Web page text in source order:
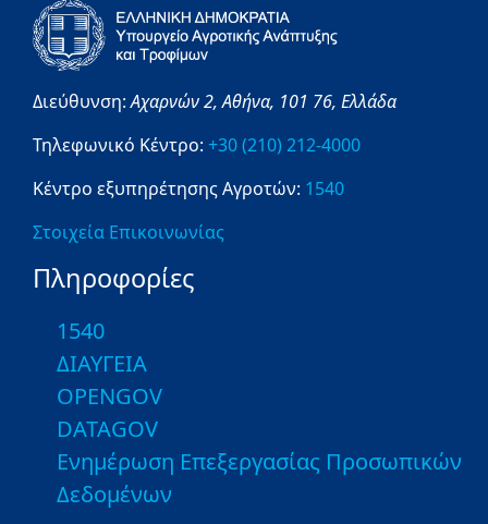
Διεύθυνση:Αχαρνών 2,Αθήνα, 101 76, Ελλάδα
Τηλεφωνικό Κέντρο: +30 (210) 212-4000
Κέντρο εξυπηρέτησης Αγροτών: 1540
Στοιχεία Επικοινωνίας
Πληροφορίες
1540
ΔΙΑΥΓΕΙΑ
OPENGOV
DATAGOV
Ενημέρωση Επεξεργασίας Προσωπικών
Δεδομένων